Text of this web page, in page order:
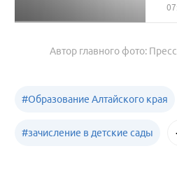
Автор главного фото:
#Образование Алтайского края
#зачисление в детские сады